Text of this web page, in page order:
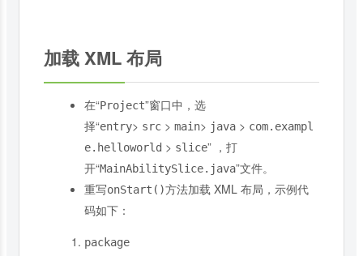
加载 XML 布局
在“Project”窗口中，选
择“entry> src > main> java > com.exampl
e.helloworld > slice” ，打
开“MainAbilitySlice.java”文件。
重写onStart()方法加载 XML 布局，示例代
码如下：
package